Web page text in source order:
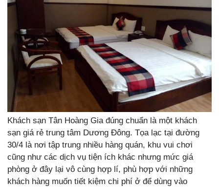
Khách sạn Tân Hoàng Gia đúng chuẩn là một khách
sạn giá rẻ trung tâm Dương Đông. Tọa lạc tại đường
30/4 là nơi tập trung nhiều hàng quán, khu vui chơi
cũng như các dịch vụ tiện ích khác nhưng mức giá
phòng ở đây lại vô cùng hợp lí, phù hợp với những
khách hàng muốn tiết kiệm chi phí ở để dùng vào